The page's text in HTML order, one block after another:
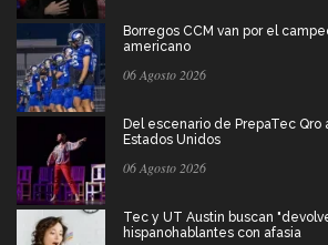
Borregos CCM van por el
americano
06 Agosto 2026
Del escenario de PrepaTec Qro
Estados Unidos
06 Agosto 2026
Tec y UT Austin buscan
hispanohablantes con afasia